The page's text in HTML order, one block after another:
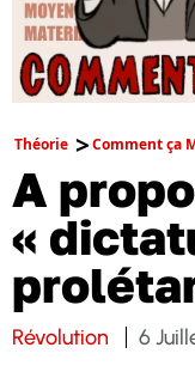
Théorie Comment ça
A
«
Révolution 6